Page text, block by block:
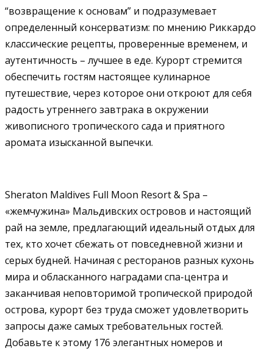
“возвращение к основам” и подразумевает
определенный консерватизм: по мнению Риккардо
классические рецепты, проверенные временем, и
аутентичность – лучшее в еде. Курорт стремится
обеспечить гостям настоящее кулинарное
путешествие, через которое они откроют для себя
радость утреннего завтрака в окружении
живописного тропического сада и приятного
аромата изысканной выпечки.
Sheraton Maldives Full Moon Resort & Spa –
«жемчужина» Мальдивских островов и настоящий
рай на земле, предлагающий идеальный отдых для
тех, кто хочет сбежать от повседневной жизни и
серых будней. Начиная с ресторанов разных кухонь
мира и обласканного наградами спа-центра и
заканчивая неповторимой тропической природой
острова, курорт без труда сможет удовлетворить
запросы даже самых требовательных гостей.
Добавьте к этому 176 элегантных номеров и